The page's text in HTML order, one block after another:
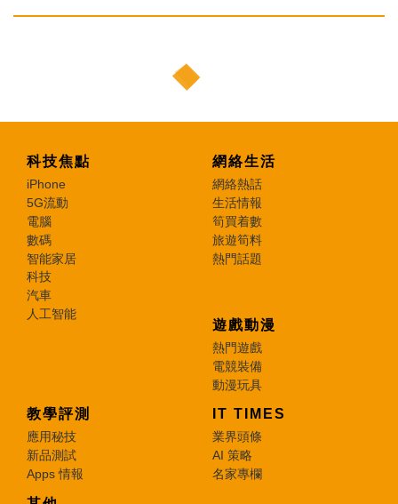
科技焦點
iPhone
5G流動
電腦
數碼
智能家居
科技
汽車
人工智能
網絡生活
網絡熱話
生活情報
筍買着數
旅遊筍料
熱門話題
遊戲動漫
熱門遊戲
電競裝備
動漫玩具
教學評測
應用秘技
新品測試
Apps 情報
IT TIMES
業界頭條
AI 策略
名家專欄